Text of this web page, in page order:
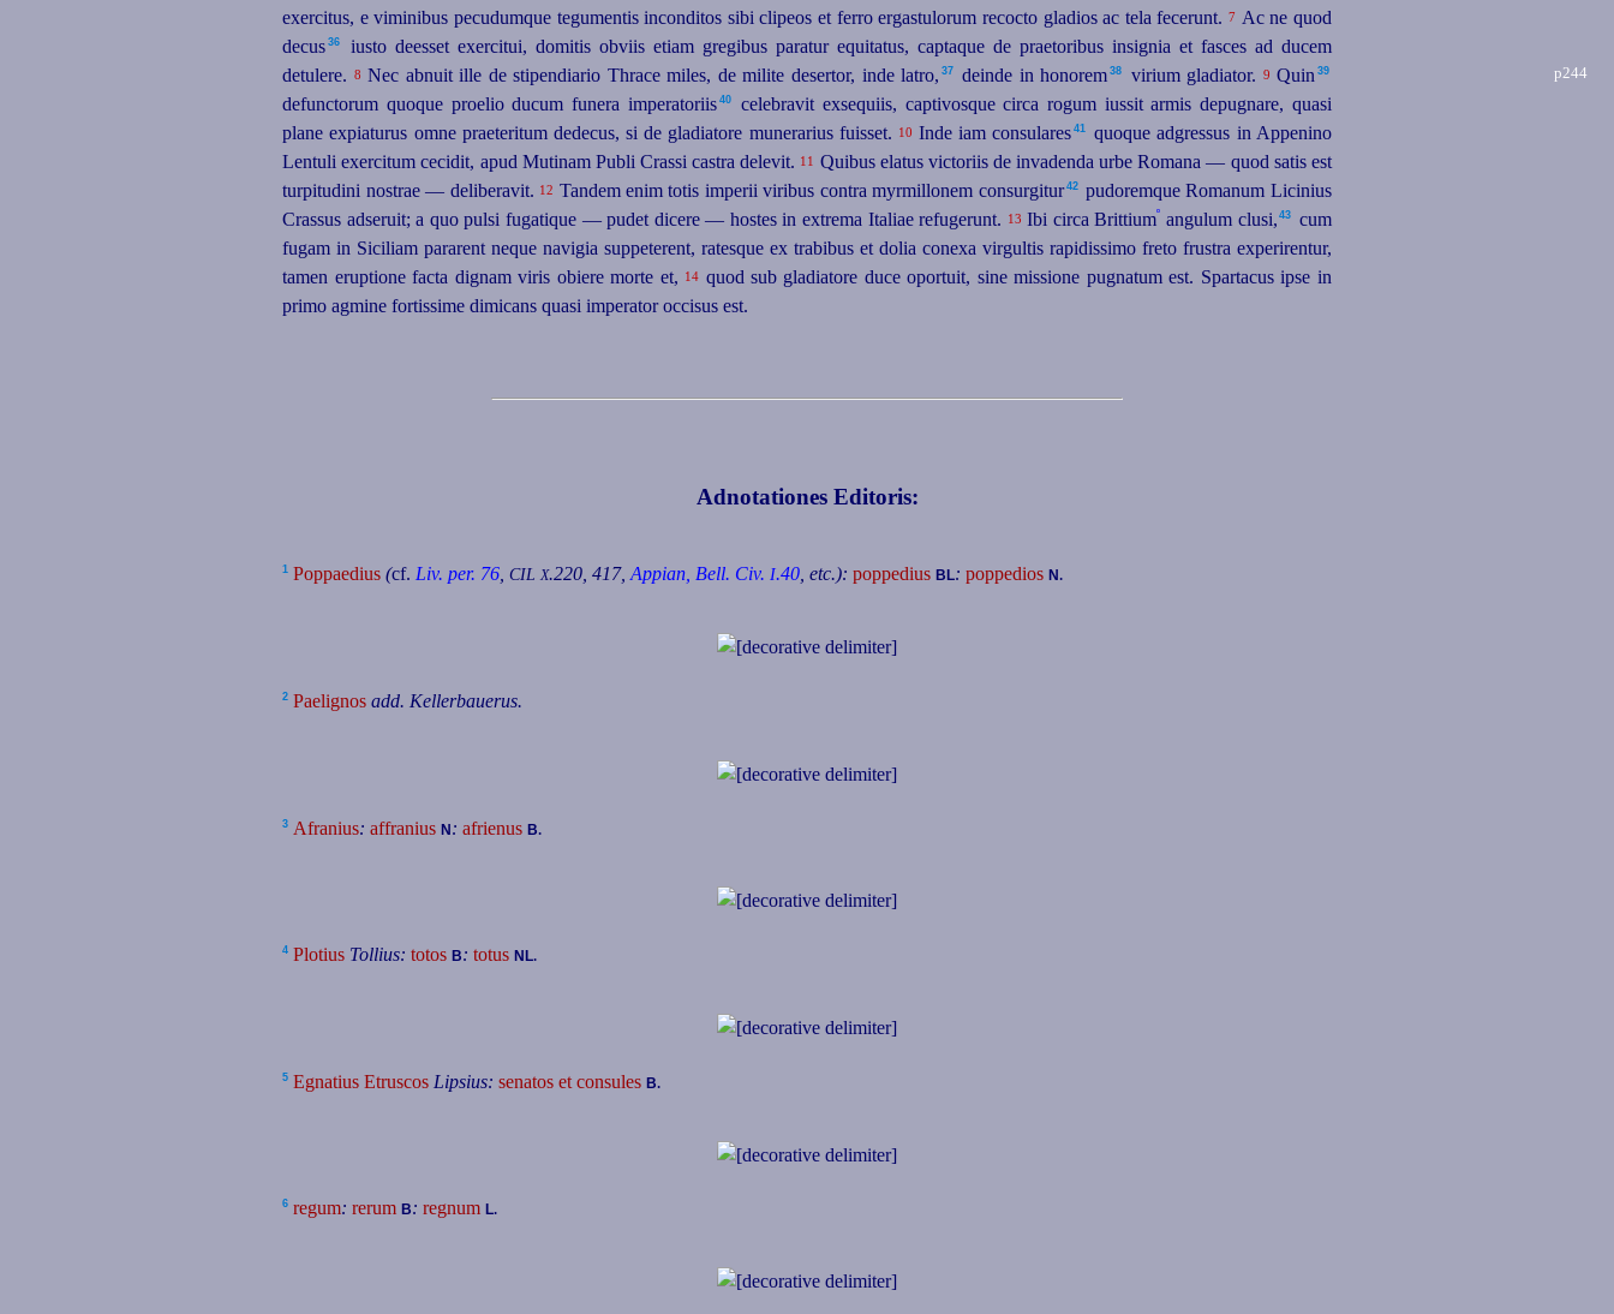
exercitus, e viminibus pecudumque tegumentis inconditos sibi clipeos et ferro ergastulorum recocto gladios ac tela fecerunt. 7 Ac ne quod
decus⁠ 36
iusto deesset exercitui, domitis obviis etiam gregibus paratur equitatus, captaque de praetoribus insignia et fasces ad ducem
detulere. 8 Nec abnuit ille de stipendiario Thrace miles, de milite desertor, inde latro,⁠ 37 deinde p244
in honorem⁠ 38 virium gladiator. 9 Quin⁠ 39
defunctorum quoque proelio ducum funera imperatoriis⁠ 40
celebravit exsequiis, captivosque circa rogum iussit armis depugnare, quasi
plane expiaturus omne praeteritum dedecus, si de gladiatore munerarius fuisset. 10 Inde iam consulares⁠ 41
quoque adgressus in Appenino
Lentuli exercitum cecidit, apud Mutinam Publi Crassi castra delevit. 11 Quibus elatus victoriis de invadenda urbe Romana — quod satis est
turpitudini nostrae — deliberavit. 12 Tandem enim totis imperii viribus contra myrmillonem consurgitur⁠ 42
pudoremque Romanum Licinius
Crassus adseruit; a quo pulsi fugatique — pudet dicere — hostes in extrema Italiae refugerunt. 13 Ibi circa Brittiumº angulum clusi,⁠ 43
cum
fugam in Siciliam pararent neque navigia suppeterent, ratesque ex trabibus et dolia conexa virgultis rapidissimo freto frustra experirentur,
tamen eruptione facta dignam viris obiere morte et, 14 quod sub gladiatore duce oportuit, sine missione pugnatum est. Spartacus ipse in
primo agmine fortissime dimicans quasi imperator occisus est.
Adnotationes Editoris:
1 Poppaedius (cf. Liv. per. 76 ,CIL X.220 , 417,Appian, Bell. Civ. I.40 , etc.):poppedius BL:poppedios N.
2 Paelignos add. Kellerbauerus.
3 Afranius:affranius N:afrienus B.
4 Plotius Tollius:totos B:totus NL.
5 Egnatius Etruscos Lipsius:senatos et consules B.
6 regum:rerum B:regnum L.